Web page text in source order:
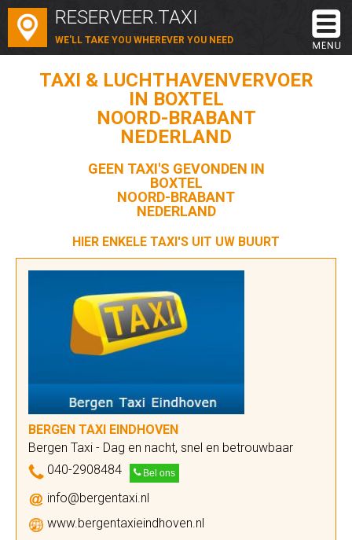
RESERVEER.TAXI
WE'LL TAKE YOU WHEREVER YOU NEED
TAXI & LUCHTHAVENVERVOER
IN BOXTEL
NOORD-BRABANT
NEDERLAND
GEEN TAXI'S GEVONDEN IN
BOXTEL
NOORD-BRABANT
NEDERLAND
HIER ENKELE TAXI'S UIT UW BUURT
BERGEN TAXI EINDHOVEN
Bergen Taxi - Dag en nacht, snel en betrouwbaar
040-2908484
Bel ons
info@bergentaxi.nl
www.bergentaxieindhoven.nl